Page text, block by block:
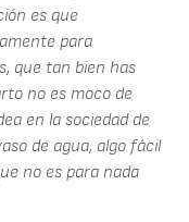
es que
para
que tan bien has
no es moco de
en la sociedad de
de agua, algo fácil
no es para nada